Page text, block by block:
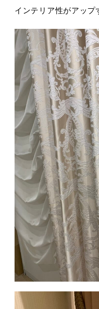
インテリア性がアップ